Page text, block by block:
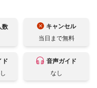
数 キャンセル
当日まで無料
ド 音声ガイド
なし